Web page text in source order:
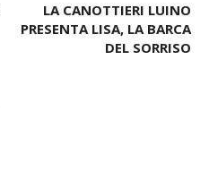
LA CANOTTIERI LUINO
PRESENTA LISA, LA BARCA
DEL SORRISO